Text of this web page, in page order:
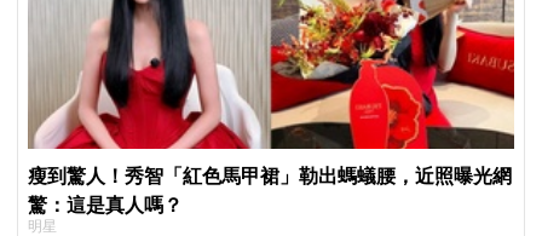
瘦到驚人！秀智「紅色馬甲裙」勒出螞蟻腰，近照曝光網
驚：這是真人嗎？
明星